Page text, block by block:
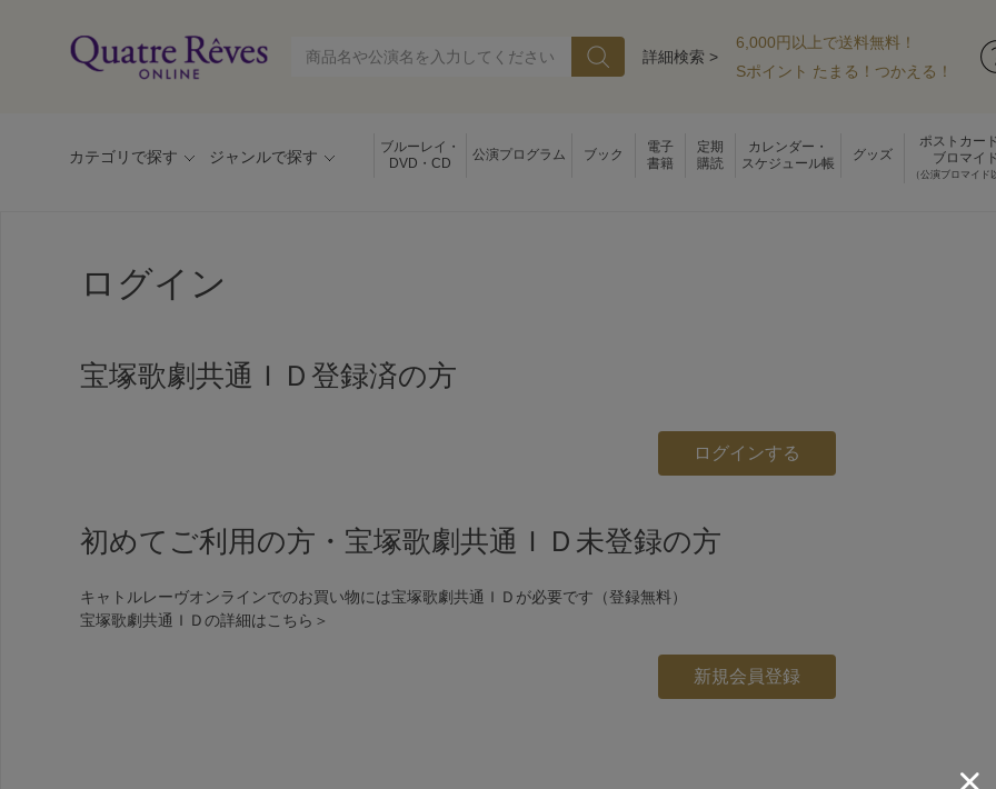
詳細検索 >
6,000円以上で送料無料！
Sポイント たまる！つかえる！
カテゴリで探す ジャンルで探す
ブルーレイ・
DVD・CD
公演プログラム ブック
電子
書籍
定期
購読
カレンダー・
スケジュール帳
グッズ
ポストカー
ブロマイド
（公演ブロマイド
ログイン
宝塚歌劇共通ＩＤ登録済の方
初めてご利用の方・宝塚歌劇共通ＩＤ未登録の方
キャトルレーヴオンラインでのお買い物には宝塚歌劇共通ＩＤが必要です（登録無料）
宝塚歌劇共通ＩＤの詳細は こちら＞